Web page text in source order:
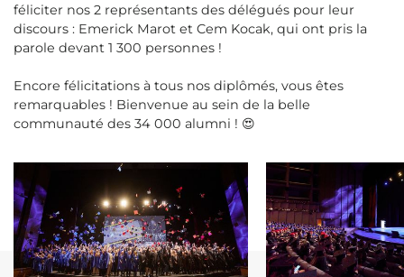
féliciter nos 2 représentants des délégués pour leur
discours : Emerick Marot et Cem Kocak, qui ont pris la
parole devant 1 300 personnes !
Encore félicitations à tous nos diplômés, vous êtes
remarquables ! Bienvenue au sein de la belle
communauté des 34 000 alumni ! 😍